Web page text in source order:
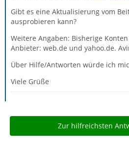
Gibt es eine Aktualisierung vom
ausprobieren kann?
Weitere Angaben: Bisherige Konten
Anbieter: web.de und yahoo.de.
Über Hilfe/Antworten würde ich
Viele Grüße
Zur hilfreichsten